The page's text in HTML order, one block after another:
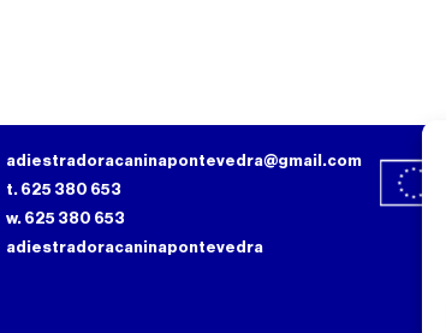
adiestradoracaninapontevedra@gmail.com
t. 625 380 653
w. 625 380 653
adiestradoracaninapontevedra